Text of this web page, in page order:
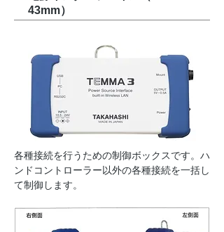
43mm）
​各種接続を行うための制御ボックスです。ハ
ンドコントローラー以外の各種接続を一括し
て制御します。